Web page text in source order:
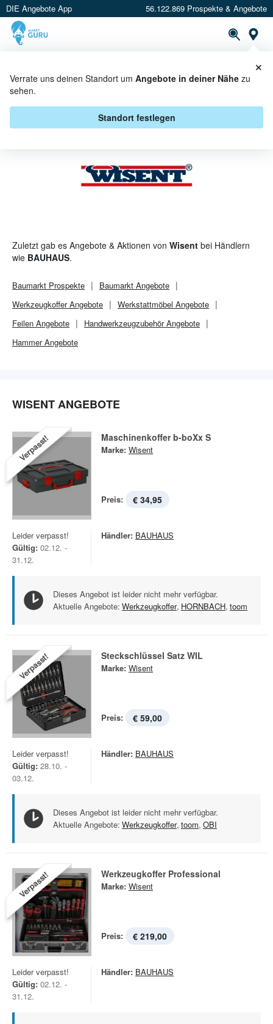
DIE Angebote App 56.122.869 Prospekte & Angebote
Verrate uns deinen Standort um Angebote in deiner Nähe zu
sehen.
Standort festlegen
×
WISENT ANGEBOTE & AKTIONEN
Zuletzt gab es Angebote & Aktionen von Wisent bei Händlern
wie BAUHAUS.
Baumarkt Prospekte Baumarkt Angebote
Werkzeugkoffer Angebote
Werkstattmöbel Angebote
Feilen Angebote
Handwerkzeugzubehör Angebote
Hammer Angebote
WISENT ANGEBOTE
Verpasst! Maschinenkoffer b-boXx S
Marke: Wisent
Preis: € 34,95
Leider verpasst!
Gültig: 02.12. -
31.12.
Händler: BAUHAUS
Dieses Angebot ist leider nicht mehr verfügbar.
Aktuelle Angebote: Werkzeugkoffer, HORNBACH, toom
Verpasst! Steckschlüssel Satz WIL
Marke: Wisent
Preis: € 59,00
Leider verpasst!
Gültig: 28.10. -
03.12.
Händler: BAUHAUS
Dieses Angebot ist leider nicht mehr verfügbar.
Aktuelle Angebote: Werkzeugkoffer, toom, OBI
Verpasst! Werkzeugkoffer Professional
Marke: Wisent
Preis: € 219,00
Leider verpasst!
Gültig: 02.12. -
31.12.
Händler: BAUHAUS